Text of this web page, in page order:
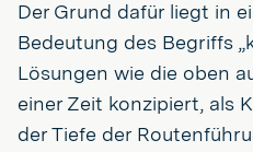
Der Grund dafür liegt in
Bedeutung des Begriffs
Lösungen wie die oben
einer Zeit konzipiert, als
der Tiefe der